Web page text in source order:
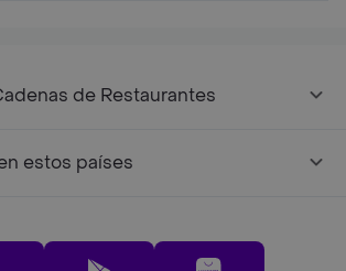
de Restaurantes
estos países